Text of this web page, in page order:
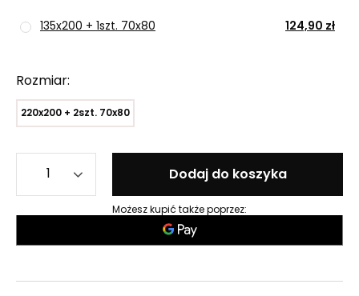
135x200 + 1szt. 70x80 124,90 zł
Rozmiar
220x200 + 2szt. 70x80
Dodaj do koszyka
Możesz kupić także poprzez: